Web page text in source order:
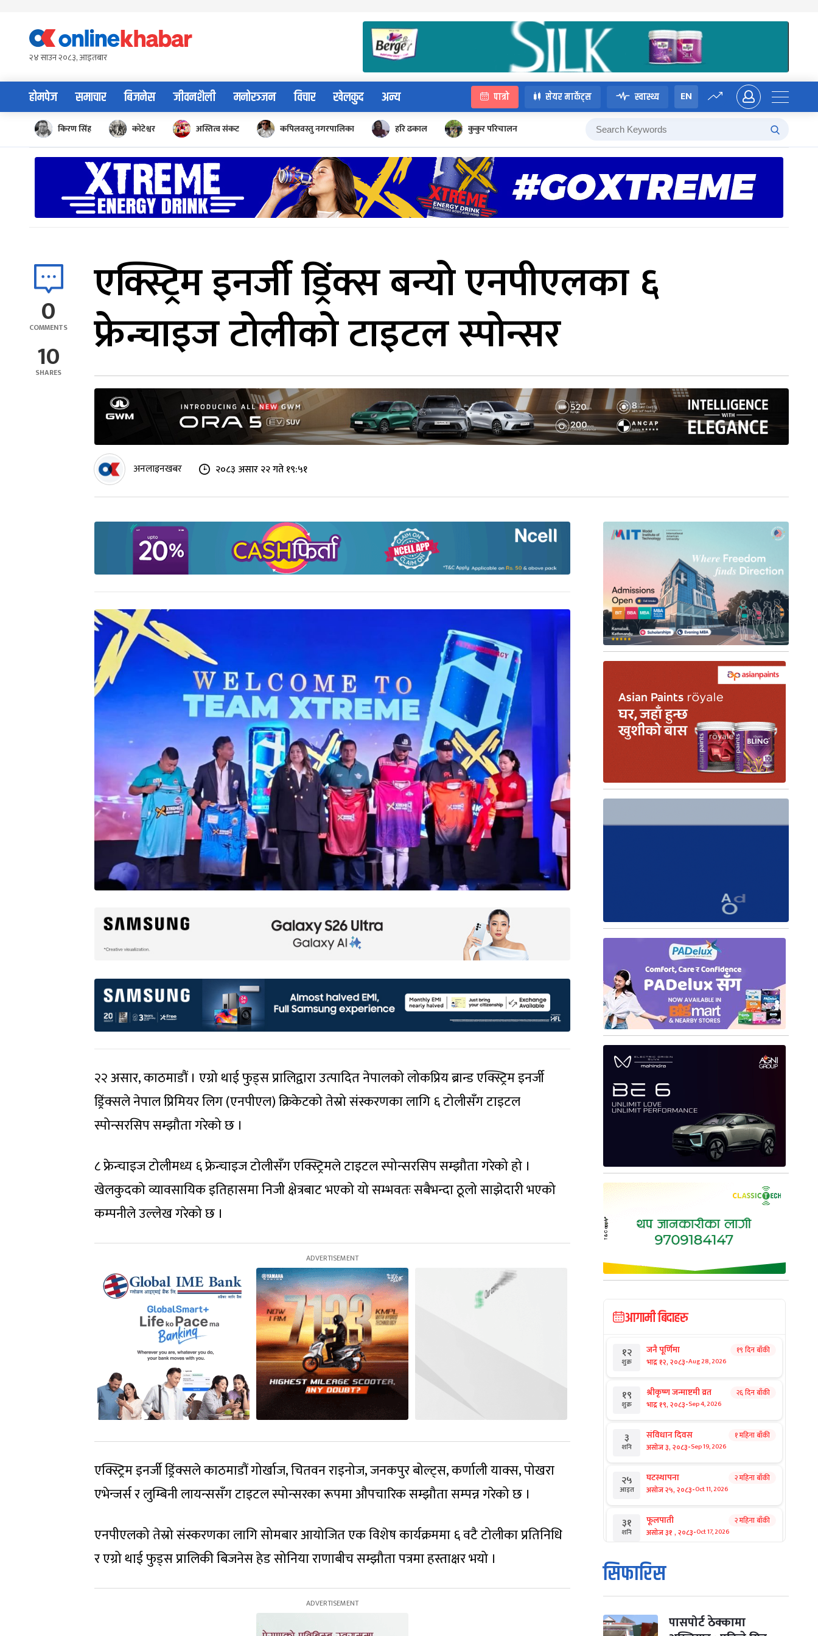
content२४ साउन २०८३, आइतबार
होमपेज समाचार बिजनेस जीवनशैली मनोरञ्जन विचार खेलकुद अन्य पात्रो सेयर मार्केट्स स्वास्थ्य EN
किरण सिंह कोटेश्वर अस्तित्व संकट कपिलवस्तु नगरपालिका हरि ढकाल कुकुर परिचालन
0
COMMENTS
10
SHARES
एक्स्ट्रिम इनर्जी ड्रिंक्स बन्यो एनपीएलका ६
फ्रेन्चाइज टोलीको टाइटल स्पोन्सर
अनलाइनखबर २०८३ असार २२ गते १९:५१
२२ असार, काठमाडौं । एग्रो थाई फुड्स प्रालिद्वारा उत्पादित नेपालको लोकप्रिय ब्रान्ड एक्स्ट्रिम इनर्जी
ड्रिंक्सले नेपाल प्रिमियर लिग (एनपीएल) क्रिकेटको तेस्रो संस्करणका लागि ६ टोलीसँग टाइटल
स्पोन्सरसिप सम्झौता गरेको छ ।
८ फ्रेन्चाइज टोलीमध्य ६ फ्रेन्चाइज टोलीसँग एक्स्ट्रिमले टाइटल स्पोन्सरसिप सम्झौता गरेको हो ।
खेलकुदको व्यावसायिक इतिहासमा निजी क्षेत्रबाट भएको यो सम्भवतः सबैभन्दा ठूलो साझेदारी भएको
कम्पनीले उल्लेख गरेको छ ।
एक्स्ट्रिम इनर्जी ड्रिंक्सले काठमाडौं गोर्खाज, चितवन राइनोज, जनकपुर बोल्ट्स, कर्णाली याक्स, पोखरा
एभेन्जर्स र लुम्बिनी लायन्ससँग टाइटल स्पोन्सरका रूपमा औपचारिक सम्झौता सम्पन्न गरेको छ ।
एनपीएलको तेस्रो संस्करणका लागि सोमबार आयोजित एक विशेष कार्यक्रममा ६ वटै टोलीका प्रतिनिधि
र एग्रो थाई फुड्स प्रालिकी बिजनेस हेड सोनिया राणाबीच सम्झौता पत्रमा हस्ताक्षर भयो ।
आगामी बिदाहरु
१२
शुक्र
जनै पूर्णिमा
भाद्र १२, २०८३-Aug 28, 2026
१९ दिन बाँकी
१९
शुक्र
श्रीकृष्ण जन्माष्टमी व्रत
भाद्र १९, २०८३-Sep 4, 2026
२६ दिन बाँकी
३
शनि
संविधान दिवस
असोज ३, २०८३-Sep 19, 2026
१ महिना बाँकी
२५
आइत
घटस्थापना
असोज २५, २०८३-Oct 11, 2026
२ महिना बाँकी
३१
शनि
फूलपाती
असोज ३१ , २०८३-Oct 17, 2026
२ महिना बाँकी
१
आइत
कार्तिक सङ्क्रान्ति
कार्तिक १, २०८३
मंगल कार्तिक ३, २०८३-Oct 20, 2026
सिफारिस
पासपोर्ट ठेक्कामा